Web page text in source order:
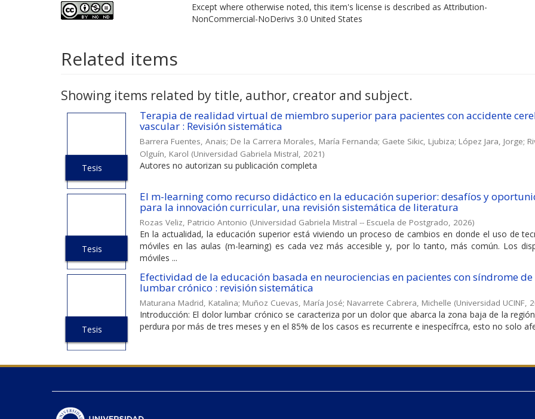
Except where otherwise noted, this item's license is described as Attribution-
NonCommercial-NoDerivs 3.0 United States
Related items
Showing items related by title, author, creator and subject.
Tesis
Terapia de realidad virtual de miembro superior para pacientes con accidente
vascular : Revisión sistemática
Barrera Fuentes, Anais; De la Carrera Morales, María Fernanda; Gaete Sikic, Ljubiza; López Jara, Jorge;
Olguín, Karol (Universidad Gabriela Mistral, 2021)
Autores no autorizan su publicación completa
Tesis
El m-learning como recurso didáctico en la educación superior: desafíos y
para la innovación curricular, una revisión sistemática de literatura
Rozas Veliz, Patricio Antonio (Universidad Gabriela Mistral -- Escuela de Postgrado, 2026)
En la actualidad, la educación superior está viviendo un proceso de cambios en donde el uso de
móviles en las aulas (m-learning) es cada vez más accesible y, por lo tanto, más común. Los
móviles ...
Tesis
Efectividad de la educación basada en neurociencias en pacientes con síndrome
lumbar crónico : revisión sistemática
Maturana Madrid, Katalina; Muñoz Cuevas, María José; Navarrete Cabrera, Michelle (Universidad UCINF,
Introducción: El dolor lumbar crónico se caracteriza por un dolor que abarca la zona baja de la
perdura por más de tres meses y en el 85% de los casos es recurrente e inespecífrca, esto no solo